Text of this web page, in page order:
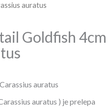
auratus
Goldfish 4cm
auratus
auratus ) je prelepa